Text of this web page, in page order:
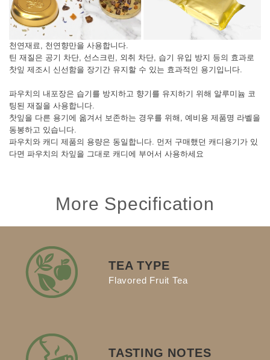
천연재료, 천연향만을 사용합니다.
틴 재질은 공기 차단, 선스크린, 외취 차단, 습기 유입 방지 등의 효과로
찻잎 제조시 신선함을 장기간 유지할 수 있는 효과적인 용기입니다.
파우치의 내포장은 습기를 방지하고 향기를 유지하기 위해 알루미늄 코
팅된 재질을 사용합니다.
찻잎을 다른 용기에 옮겨서 보존하는 경우를 위해, 예비용 제품명 라벨을
동봉하고 있습니다.
파우치와 캐디 제품의 용량은 동일합니다. 먼저 구매했던 캐디용기가 있
다면 파우치의 차잎을 그대로 캐디에 부어서 사용하세요
More Specification
TEA TYPE
Flavored Fruit Tea
TASTING NOTES